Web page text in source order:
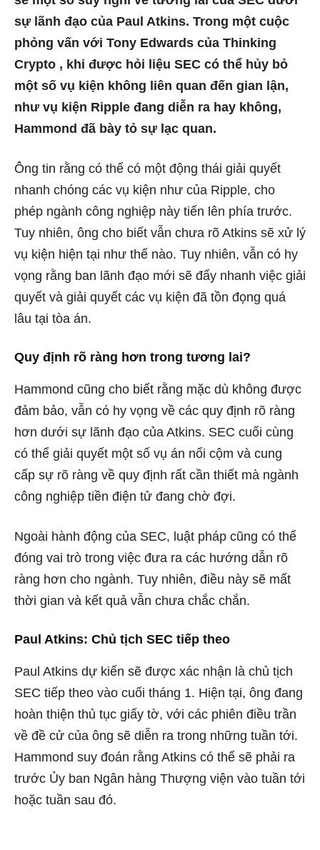
sự lãnh đạo của Paul Atkins. Trong một cuộc
phỏng vấn với Tony Edwards của Thinking
Crypto , khi được hỏi liệu SEC có thể hủy bỏ
một số vụ kiện không liên quan đến gian lận,
như vụ kiện Ripple đang diễn ra hay không,
Hammond đã bày tỏ sự lạc quan.
Ông tin rằng có thể có một động thái giải quyết
nhanh chóng các vụ kiện như của Ripple, cho
phép ngành công nghiệp này tiến lên phía trước.
Tuy nhiên, ông cho biết vẫn chưa rõ Atkins sẽ xử lý
vụ kiện hiện tại như thế nào. Tuy nhiên, vẫn có hy
vọng rằng ban lãnh đạo mới sẽ đẩy nhanh việc giải
quyết và giải quyết các vụ kiện đã tồn đọng quá
lâu tại tòa án.
Quy định rõ ràng hơn trong tương lai?
Hammond cũng cho biết rằng mặc dù không được
đảm bảo, vẫn có hy vọng về các quy định rõ ràng
hơn dưới sự lãnh đạo của Atkins. SEC cuối cùng
có thể giải quyết một số vụ án nổi cộm và cung
cấp sự rõ ràng về quy định rất cần thiết mà ngành
công nghiệp tiền điện tử đang chờ đợi.
Ngoài hành động của SEC, luật pháp cũng có thể
đóng vai trò trong việc đưa ra các hướng dẫn rõ
ràng hơn cho ngành. Tuy nhiên, điều này sẽ mất
thời gian và kết quả vẫn chưa chắc chắn.
Paul Atkins: Chủ tịch SEC tiếp theo
Paul Atkins dự kiến ​​sẽ được xác nhận là chủ tịch
SEC tiếp theo vào cuối tháng 1. Hiện tại, ông đang
hoàn thiện thủ tục giấy tờ, với các phiên điều trần
về đề cử của ông sẽ diễn ra trong những tuần tới.
Hammond suy đoán rằng Atkins có thể sẽ phải ra
trước Ủy ban Ngân hàng Thượng viện vào tuần tới
hoặc tuần sau đó.